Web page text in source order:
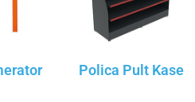
Polica Pult Kase